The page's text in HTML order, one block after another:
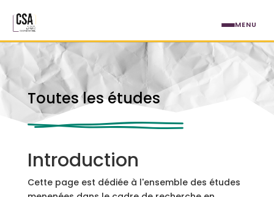
Toutes les études
Introduction
Cette page est dédiée à l'ensemble des études
MENU